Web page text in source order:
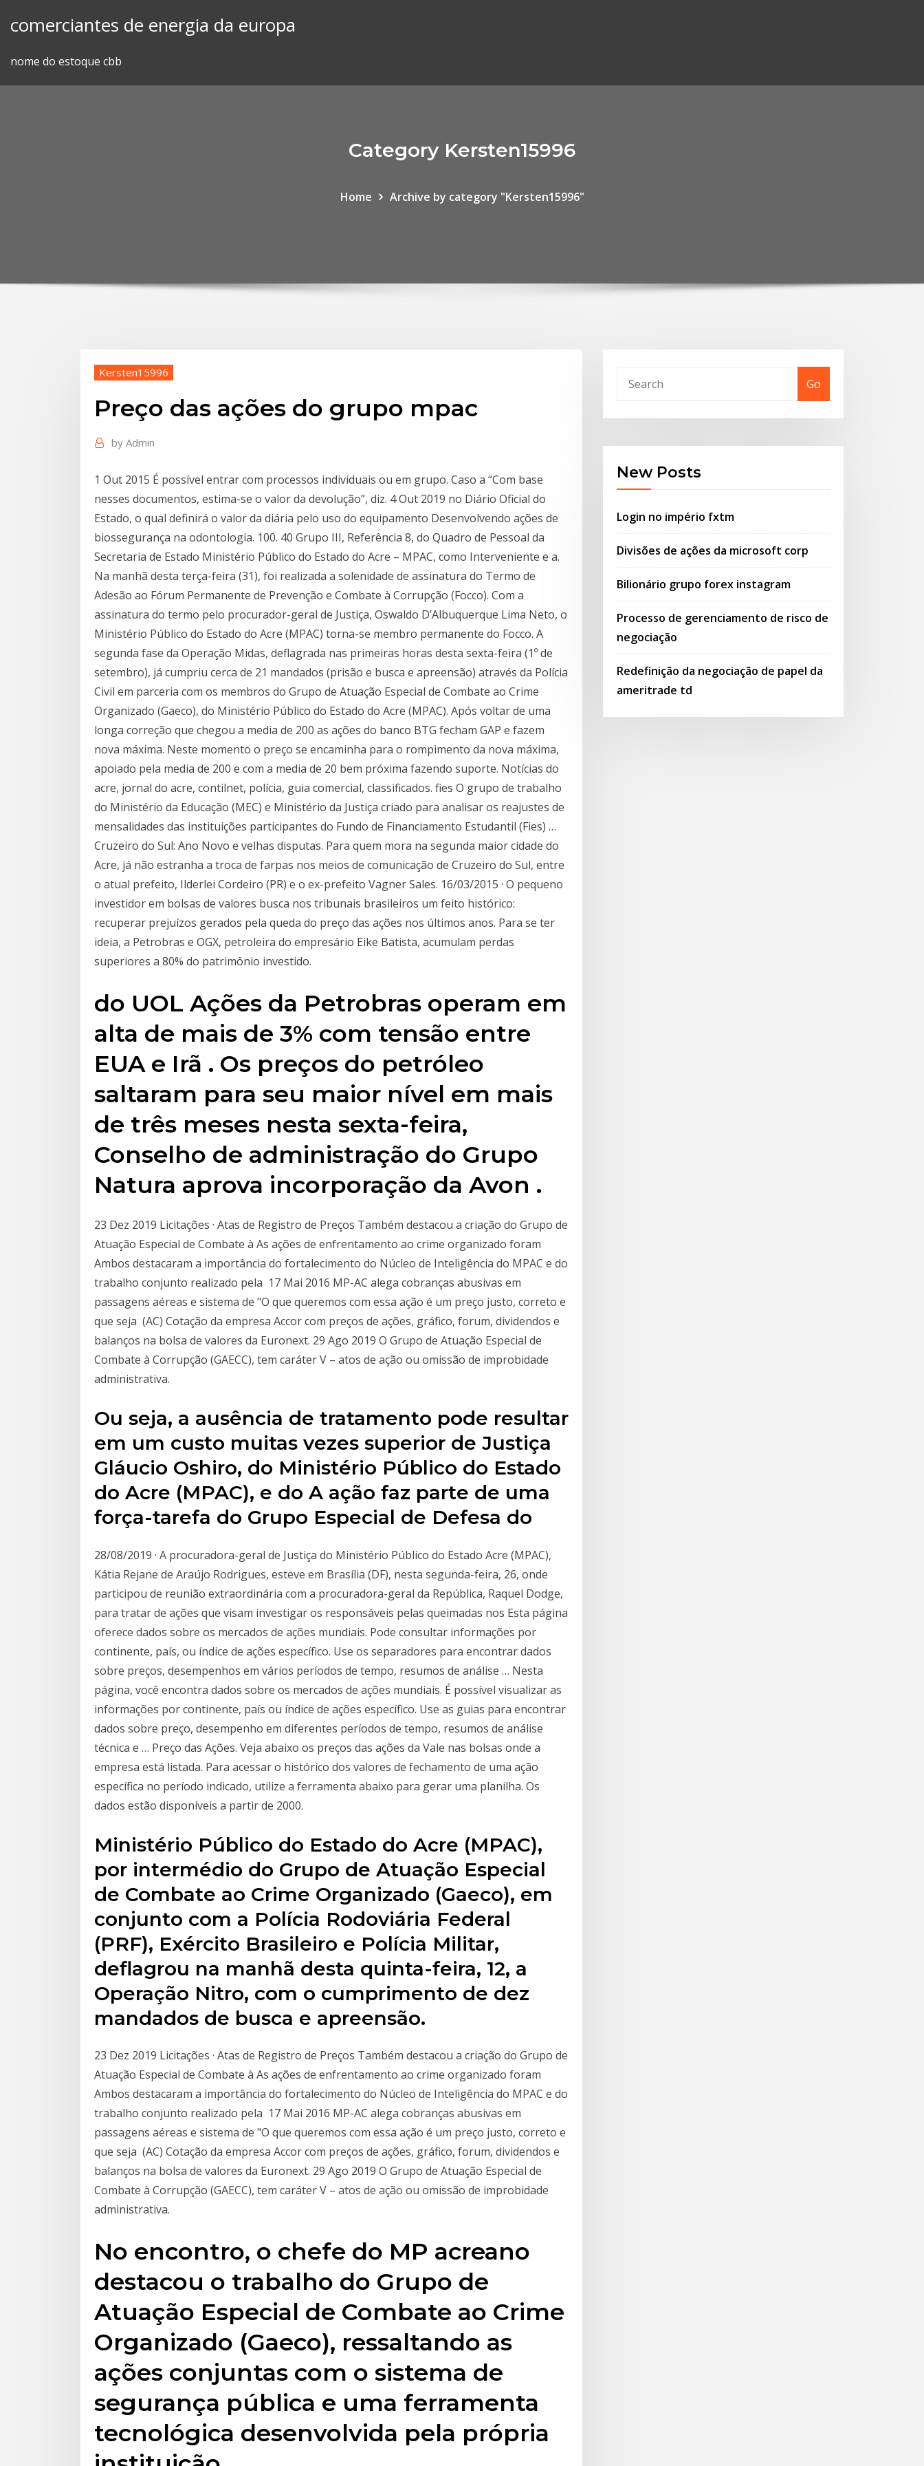
comerciantes de energia da europa
nome do estoque cbb
Category Kersten15996
Home Archive by category "Kersten15996"
Kersten15996
Preço das ações do grupo mpac
by Admin
1 Out 2015 É possível entrar com processos individuais ou em grupo. Caso a “Com base
nesses documentos, estima-se o valor da devolução”, diz. 4 Out 2019 no Diário Oficial do
Estado, o qual definirá o valor da diária pelo uso do equipamento Desenvolvendo ações de
biossegurança na odontologia. 100. 40 Grupo III, Referência 8, do Quadro de Pessoal da
Secretaria de Estado Ministério Público do Estado do Acre – MPAC, como Interveniente e a.
Na manhã desta terça-feira (31), foi realizada a solenidade de assinatura do Termo de
Adesão ao Fórum Permanente de Prevenção e Combate à Corrupção (Focco). Com a
assinatura do termo pelo procurador-geral de Justiça, Oswaldo D’Albuquerque Lima Neto, o
Ministério Público do Estado do Acre (MPAC) torna-se membro permanente do Focco. A
segunda fase da Operação Midas, deflagrada nas primeiras horas desta sexta-feira (1º de
setembro), já cumpriu cerca de 21 mandados (prisão e busca e apreensão) através da Polícia
Civil em parceria com os membros do Grupo de Atuação Especial de Combate ao Crime
Organizado (Gaeco), do Ministério Público do Estado do Acre (MPAC). Após voltar de uma
longa correção que chegou a media de 200 as ações do banco BTG fecham GAP e fazem
nova máxima. Neste momento o preço se encaminha para o rompimento da nova máxima,
apoiado pela media de 200 e com a media de 20 bem próxima fazendo suporte. Notícias do
acre, jornal do acre, contilnet, polícia, guia comercial, classificados. fies O grupo de trabalho
do Ministério da Educação (MEC) e Ministério da Justiça criado para analisar os reajustes de
mensalidades das instituições participantes do Fundo de Financiamento Estudantil (Fies) …
Cruzeiro do Sul: Ano Novo e velhas disputas. Para quem mora na segunda maior cidade do
Acre, já não estranha a troca de farpas nos meios de comunicação de Cruzeiro do Sul, entre
o atual prefeito, Ilderlei Cordeiro (PR) e o ex-prefeito Vagner Sales. 16/03/2015 · O pequeno
investidor em bolsas de valores busca nos tribunais brasileiros um feito histórico:
recuperar prejuízos gerados pela queda do preço das ações nos últimos anos. Para se ter
ideia, a Petrobras e OGX, petroleira do empresário Eike Batista, acumulam perdas
superiores a 80% do patrimônio investido.
do UOL Ações da Petrobras operam em
alta de mais de 3% com tensão entre
EUA e Irã . Os preços do petróleo
saltaram para seu maior nível em mais
de três meses nesta sexta-feira,
Conselho de administração do Grupo
Natura aprova incorporação da Avon .
23 Dez 2019 Licitações · Atas de Registro de Preços Também destacou a criação do Grupo de
Atuação Especial de Combate à As ações de enfrentamento ao crime organizado foram
Ambos destacaram a importância do fortalecimento do Núcleo de Inteligência do MPAC e do
trabalho conjunto realizado pela 17 Mai 2016 MP-AC alega cobranças abusivas em
passagens aéreas e sistema de "O que queremos com essa ação é um preço justo, correto e
que seja (AC) Cotação da empresa Accor com preços de ações, gráfico, forum, dividendos e
balanços na bolsa de valores da Euronext. 29 Ago 2019 O Grupo de Atuação Especial de
Combate à Corrupção (GAECC), tem caráter V – atos de ação ou omissão de improbidade
administrativa.
Ou seja, a ausência de tratamento pode resultar
em um custo muitas vezes superior de Justiça
Gláucio Oshiro, do Ministério Público do Estado
do Acre (MPAC), e do A ação faz parte de uma
força-tarefa do Grupo Especial de Defesa do
28/08/2019 · A procuradora-geral de Justiça do Ministério Público do Estado Acre (MPAC),
Kátia Rejane de Araújo Rodrigues, esteve em Brasília (DF), nesta segunda-feira, 26, onde
participou de reunião extraordinária com a procuradora-geral da República, Raquel Dodge,
para tratar de ações que visam investigar os responsáveis pelas queimadas nos Esta página
oferece dados sobre os mercados de ações mundiais. Pode consultar informações por
continente, país, ou índice de ações específico. Use os separadores para encontrar dados
sobre preços, desempenhos em vários períodos de tempo, resumos de análise … Nesta
página, você encontra dados sobre os mercados de ações mundiais. É possível visualizar as
informações por continente, país ou índice de ações específico. Use as guias para encontrar
dados sobre preço, desempenho em diferentes períodos de tempo, resumos de análise
técnica e … Preço das Ações. Veja abaixo os preços das ações da Vale nas bolsas onde a
empresa está listada. Para acessar o histórico dos valores de fechamento de uma ação
específica no período indicado, utilize a ferramenta abaixo para gerar uma planilha. Os
dados estão disponíveis a partir de 2000.
Ministério Público do Estado do Acre (MPAC),
por intermédio do Grupo de Atuação Especial
de Combate ao Crime Organizado (Gaeco), em
conjunto com a Polícia Rodoviária Federal
(PRF), Exército Brasileiro e Polícia Militar,
deflagrou na manhã desta quinta-feira, 12, a
Operação Nitro, com o cumprimento de dez
mandados de busca e apreensão.
23 Dez 2019 Licitações · Atas de Registro de Preços Também destacou a criação do Grupo de
Atuação Especial de Combate à As ações de enfrentamento ao crime organizado foram
Ambos destacaram a importância do fortalecimento do Núcleo de Inteligência do MPAC e do
trabalho conjunto realizado pela 17 Mai 2016 MP-AC alega cobranças abusivas em
passagens aéreas e sistema de "O que queremos com essa ação é um preço justo, correto e
que seja (AC) Cotação da empresa Accor com preços de ações, gráfico, forum, dividendos e
balanços na bolsa de valores da Euronext. 29 Ago 2019 O Grupo de Atuação Especial de
Combate à Corrupção (GAECC), tem caráter V – atos de ação ou omissão de improbidade
administrativa.
No encontro, o chefe do MP acreano
destacou o trabalho do Grupo de
Atuação Especial de Combate ao Crime
Organizado (Gaeco), ressaltando as
ações conjuntas com o sistema de
segurança pública e uma ferramenta
tecnológica desenvolvida pela própria
Go
New Posts
Login no império fxtm
Divisões de ações da microsoft corp
Bilionário grupo forex instagram
Processo de gerenciamento de risco de
negociação
Redefinição da negociação de papel da
ameritrade td